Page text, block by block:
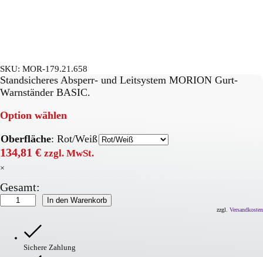
SKU: MOR-179.21.658
Standsicheres Absperr- und Leitsystem MORION Gurt-
Warnständer BASIC.
Option wählen
Oberfläche: Rot/Weiß
134,81 € zzgl. MwSt.
×
Gesamt:
MORION
Gurt-
Menge
In den Warenkorb
zzgl. Versandkosten
Sichere Zahlung